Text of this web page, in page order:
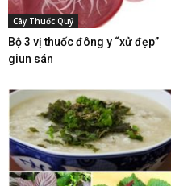
Cây Thuốc Quý
Bộ 3 vị thuốc đông y “xử đẹp”
giun sán